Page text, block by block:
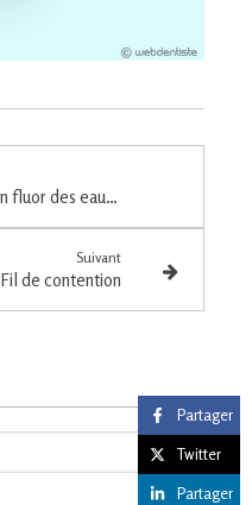
Les concentrations en fluor des eaux minérales
Suivant
Fil de contention
Partager
Twitter
Partager